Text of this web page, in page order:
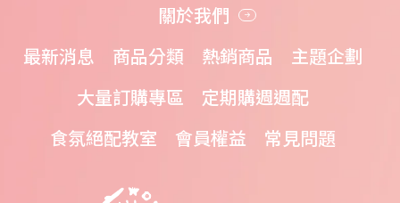
關於我們
最新消息
商品分類 熱銷商品
主題企劃
大量訂購專區
定期購週週配
食氛絕配教室
會員權益 常見問題